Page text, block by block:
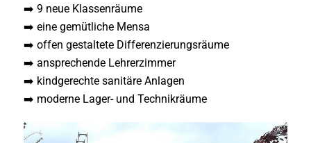
➡️ 9 neue Klassenräume
➡️ eine gemütliche Mensa
➡️ offen gestaltete Differenzierungsräume
➡️ ansprechende Lehrerzimmer
➡️ kindgerechte sanitäre Anlagen
➡️ moderne Lager- und Technikräume